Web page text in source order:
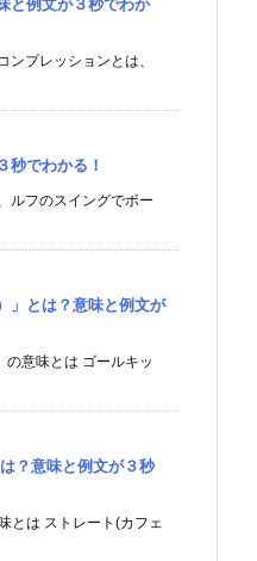
と例文が３秒でわか
ンプレッションとは、
秒でわかる！
ルフのスイングでボー
」とは？意味と例文が
の意味とは ゴールキッ
？意味と例文が３秒
とは ストレート(カフェ